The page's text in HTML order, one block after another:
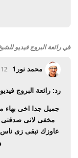
فيرائعة البروج فيديو
محمد نور1 12 نوفمبر 2011
رد: رائعة البروج
جميل جدا اخى
مخفى لانى صدقنى
عاوزك تبقى زى ناس